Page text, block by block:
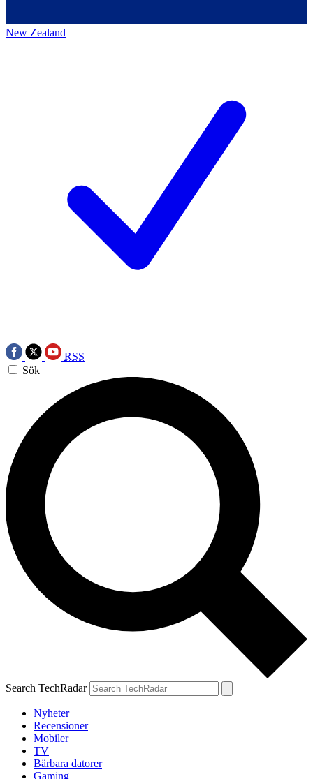
New Zealand
RSS
Sök
Search TechRadar
Nyheter
Recensioner
Mobiler
TV
Bärbara datorer
Gaming